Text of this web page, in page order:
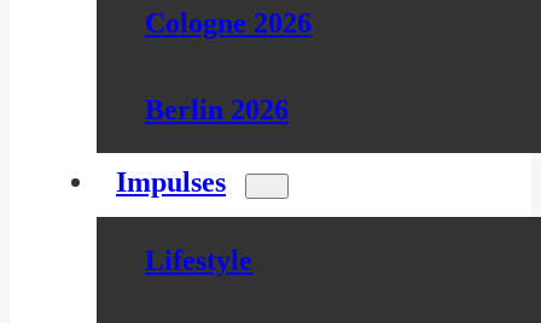
Cologne 2026
Berlin 2026
Impulses
Lifestyle